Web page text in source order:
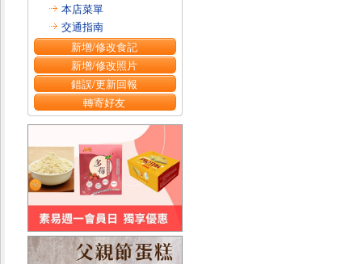
本店菜單
交通指南
新增/修改食記
新增/修改照片
錯誤/更新回報
轉寄好友